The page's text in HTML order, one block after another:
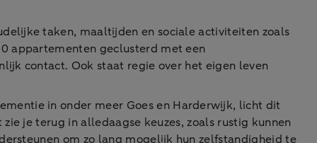
taken, maaltijden en sociale activiteiten zoals
appartementen geclusterd met een
contact. Ook staat regie over het eigen leven
in onder meer Goes en Harderwijk, licht dit
je terug in alledaagse keuzes, zoals rustig kunnen
om zo lang mogelijk hun zelfstandigheid te